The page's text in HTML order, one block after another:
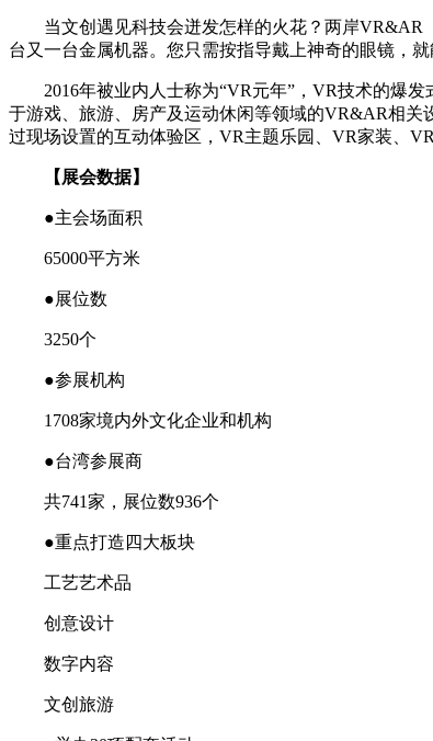
当文创遇见科技会迸发怎样的火花？两岸VR&AR（
台又一台金属机器。您只需按指导戴上神奇的眼镜，就
2016年被业内人士称为“VR元年”，VR技术的爆发
于游戏、旅游、房产及运动休闲等领域的VR&AR相
过现场设置的互动体验区，VR主题乐园、VR家装、
【展会数据】
●主会场面积
65000平方米
●展位数
3250个
●参展机构
1708家境内外文化企业和机构
●台湾参展商
共741家，展位数936个
●重点打造四大板块
工艺艺术品
创意设计
数字内容
文创旅游